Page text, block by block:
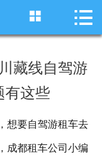
 首页
川藏线租车
 
藏线自驾游
有这些
要自驾游租车去
成都租车公司小编